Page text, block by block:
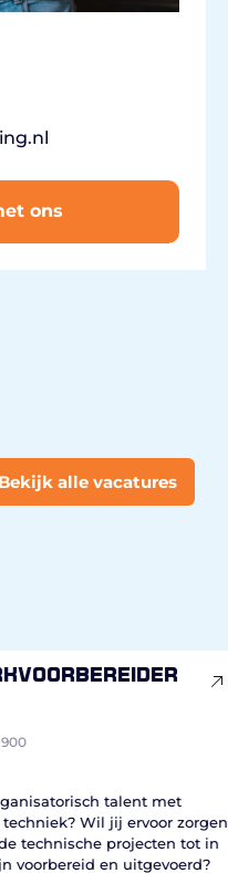
ons
Bekijk alle vacatures
talent met
jij ervoor zorgen
projecten tot in
en uitgevoerd?
van